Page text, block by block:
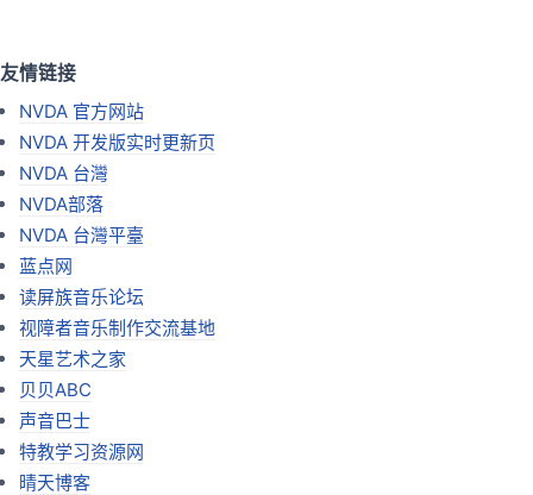
友情链接
NVDA 官方网站
NVDA 开发版实时更新页
NVDA 台灣
NVDA部落
NVDA 台灣平臺
蓝点网
读屏族音乐论坛
视障者音乐制作交流基地
天星艺术之家
贝贝ABC
声音巴士
特教学习资源网
晴天博客